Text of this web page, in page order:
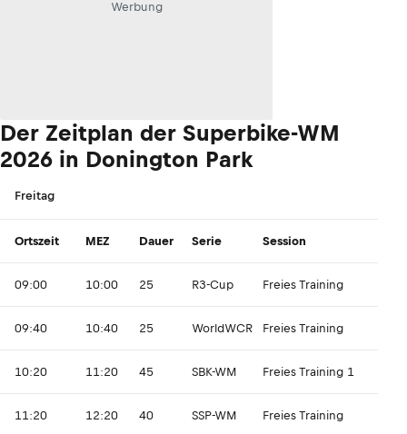
Werbung
Der Zeitplan der Superbike-WM
2026 in Donington Park
Freitag
Ortszeit MEZ Dauer Serie Session
09:00 10:00 25 R3-Cup Freies Training
09:40 10:40 25 WorldWCR Freies Training
10:20 11:20 45 SBK-WM Freies Training 1
11:20 12:20 40 SSP-WM Freies Training